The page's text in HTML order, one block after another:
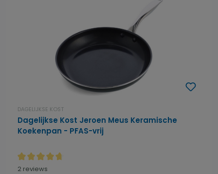
DAGELIJKSE KOST
Dagelijkse Kost Jeroen Meus Keramische
Koekenpan - PFAS-vrij
Gemiddelde waardering van 4.81 van 5 sterren
2 reviews